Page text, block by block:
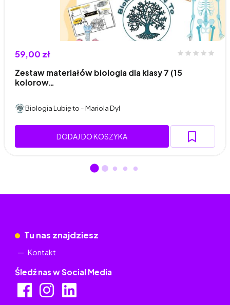
59,00 zł
Zestaw materiałów biologia dla klasy 7 (15
kolorow…
Biologia Lubię to - Mariola Dyl
DODAJ DO KOSZYKA
Tu nas znajdziesz
Kontakt
Śledź nas w Social Media